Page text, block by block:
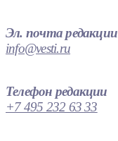
Эл. почта редакции
info@vesti.ru
Телефон редакции
+7 495 232 63 33